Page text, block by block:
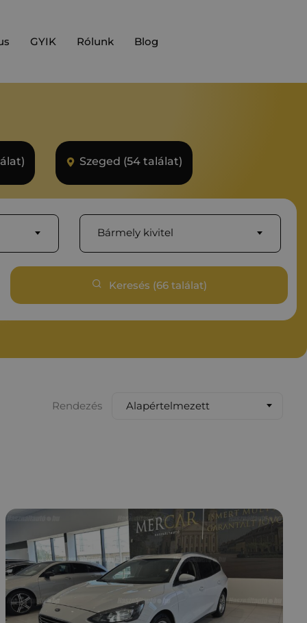
GYIK Rólunk Blog
Szeged (54 találat)
Bármely kivitel
Keresés (66találat)
Rendezés Alapértelmezett